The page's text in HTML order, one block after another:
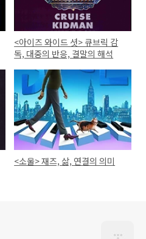
<아이즈 와이드 셧> 큐브릭 감
독, 대중의 반응, 결말의 해석
<소울> 재즈, 삶, 연결의 의미